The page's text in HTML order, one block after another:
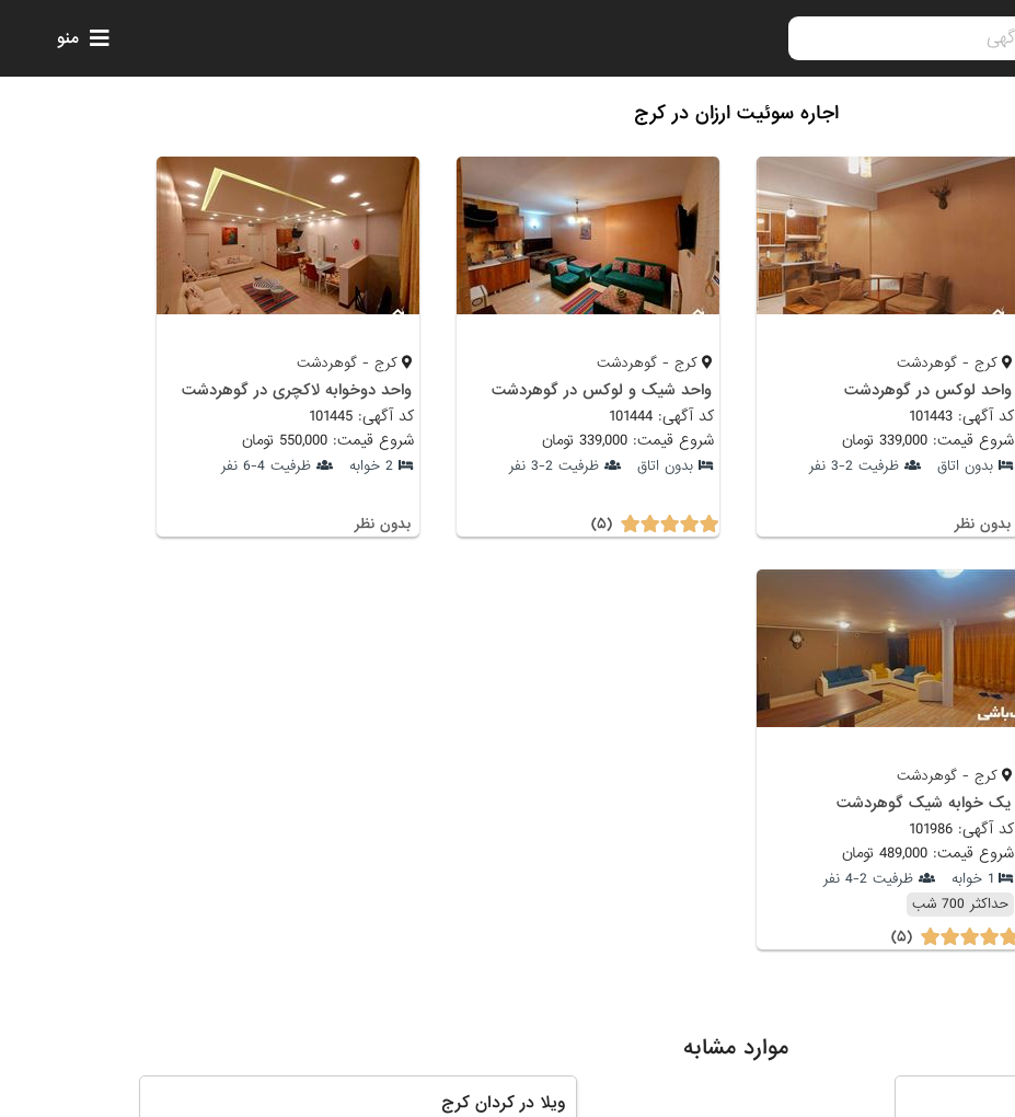
منو
اجاره سوئیت ارزان در کرج
کرج - گوهردشت
واحد لوکس در گوهردشت
کد آگهی: 101443
شروع قیمت: 339,000 تومان
بدون اتاق ظرفیت 2-3 نفر
بدون نظر
کرج - گوهردشت
واحد شیک و لوکس در گوهردشت
کد آگهی: 101444
شروع قیمت: 339,000 تومان
بدون اتاق ظرفیت 2-3 نفر
(۵)
کرج - گوهردشت
واحد دوخوابه لاکچری در گوهردشت
کد آگهی: 101445
شروع قیمت: 550,000 تومان
2 خوابه ظرفیت 4-6 نفر
بدون نظر
کرج - گوهردشت
یک خوابه شیک گوهردشت
کد آگهی: 101986
شروع قیمت: 489,000 تومان
1 خوابه
ظرفیت 2-4 نفر
حداکثر 700 شب
(۵)
موارد مشابه
ویلا در کردان کرج